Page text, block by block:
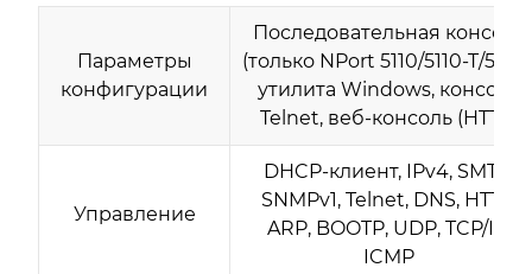
Параметры
конфигурации
Последовательная консоль
(только NPort 5110/5110-T/
утилита Windows, консоль
Telnet, веб-консоль (HTTP)
Управление
DHCP-клиент, IPv4, SMTP,
SNMPv1, Telnet, DNS, HTTP,
ARP, BOOTP, UDP, TCP/IP,
ICMP